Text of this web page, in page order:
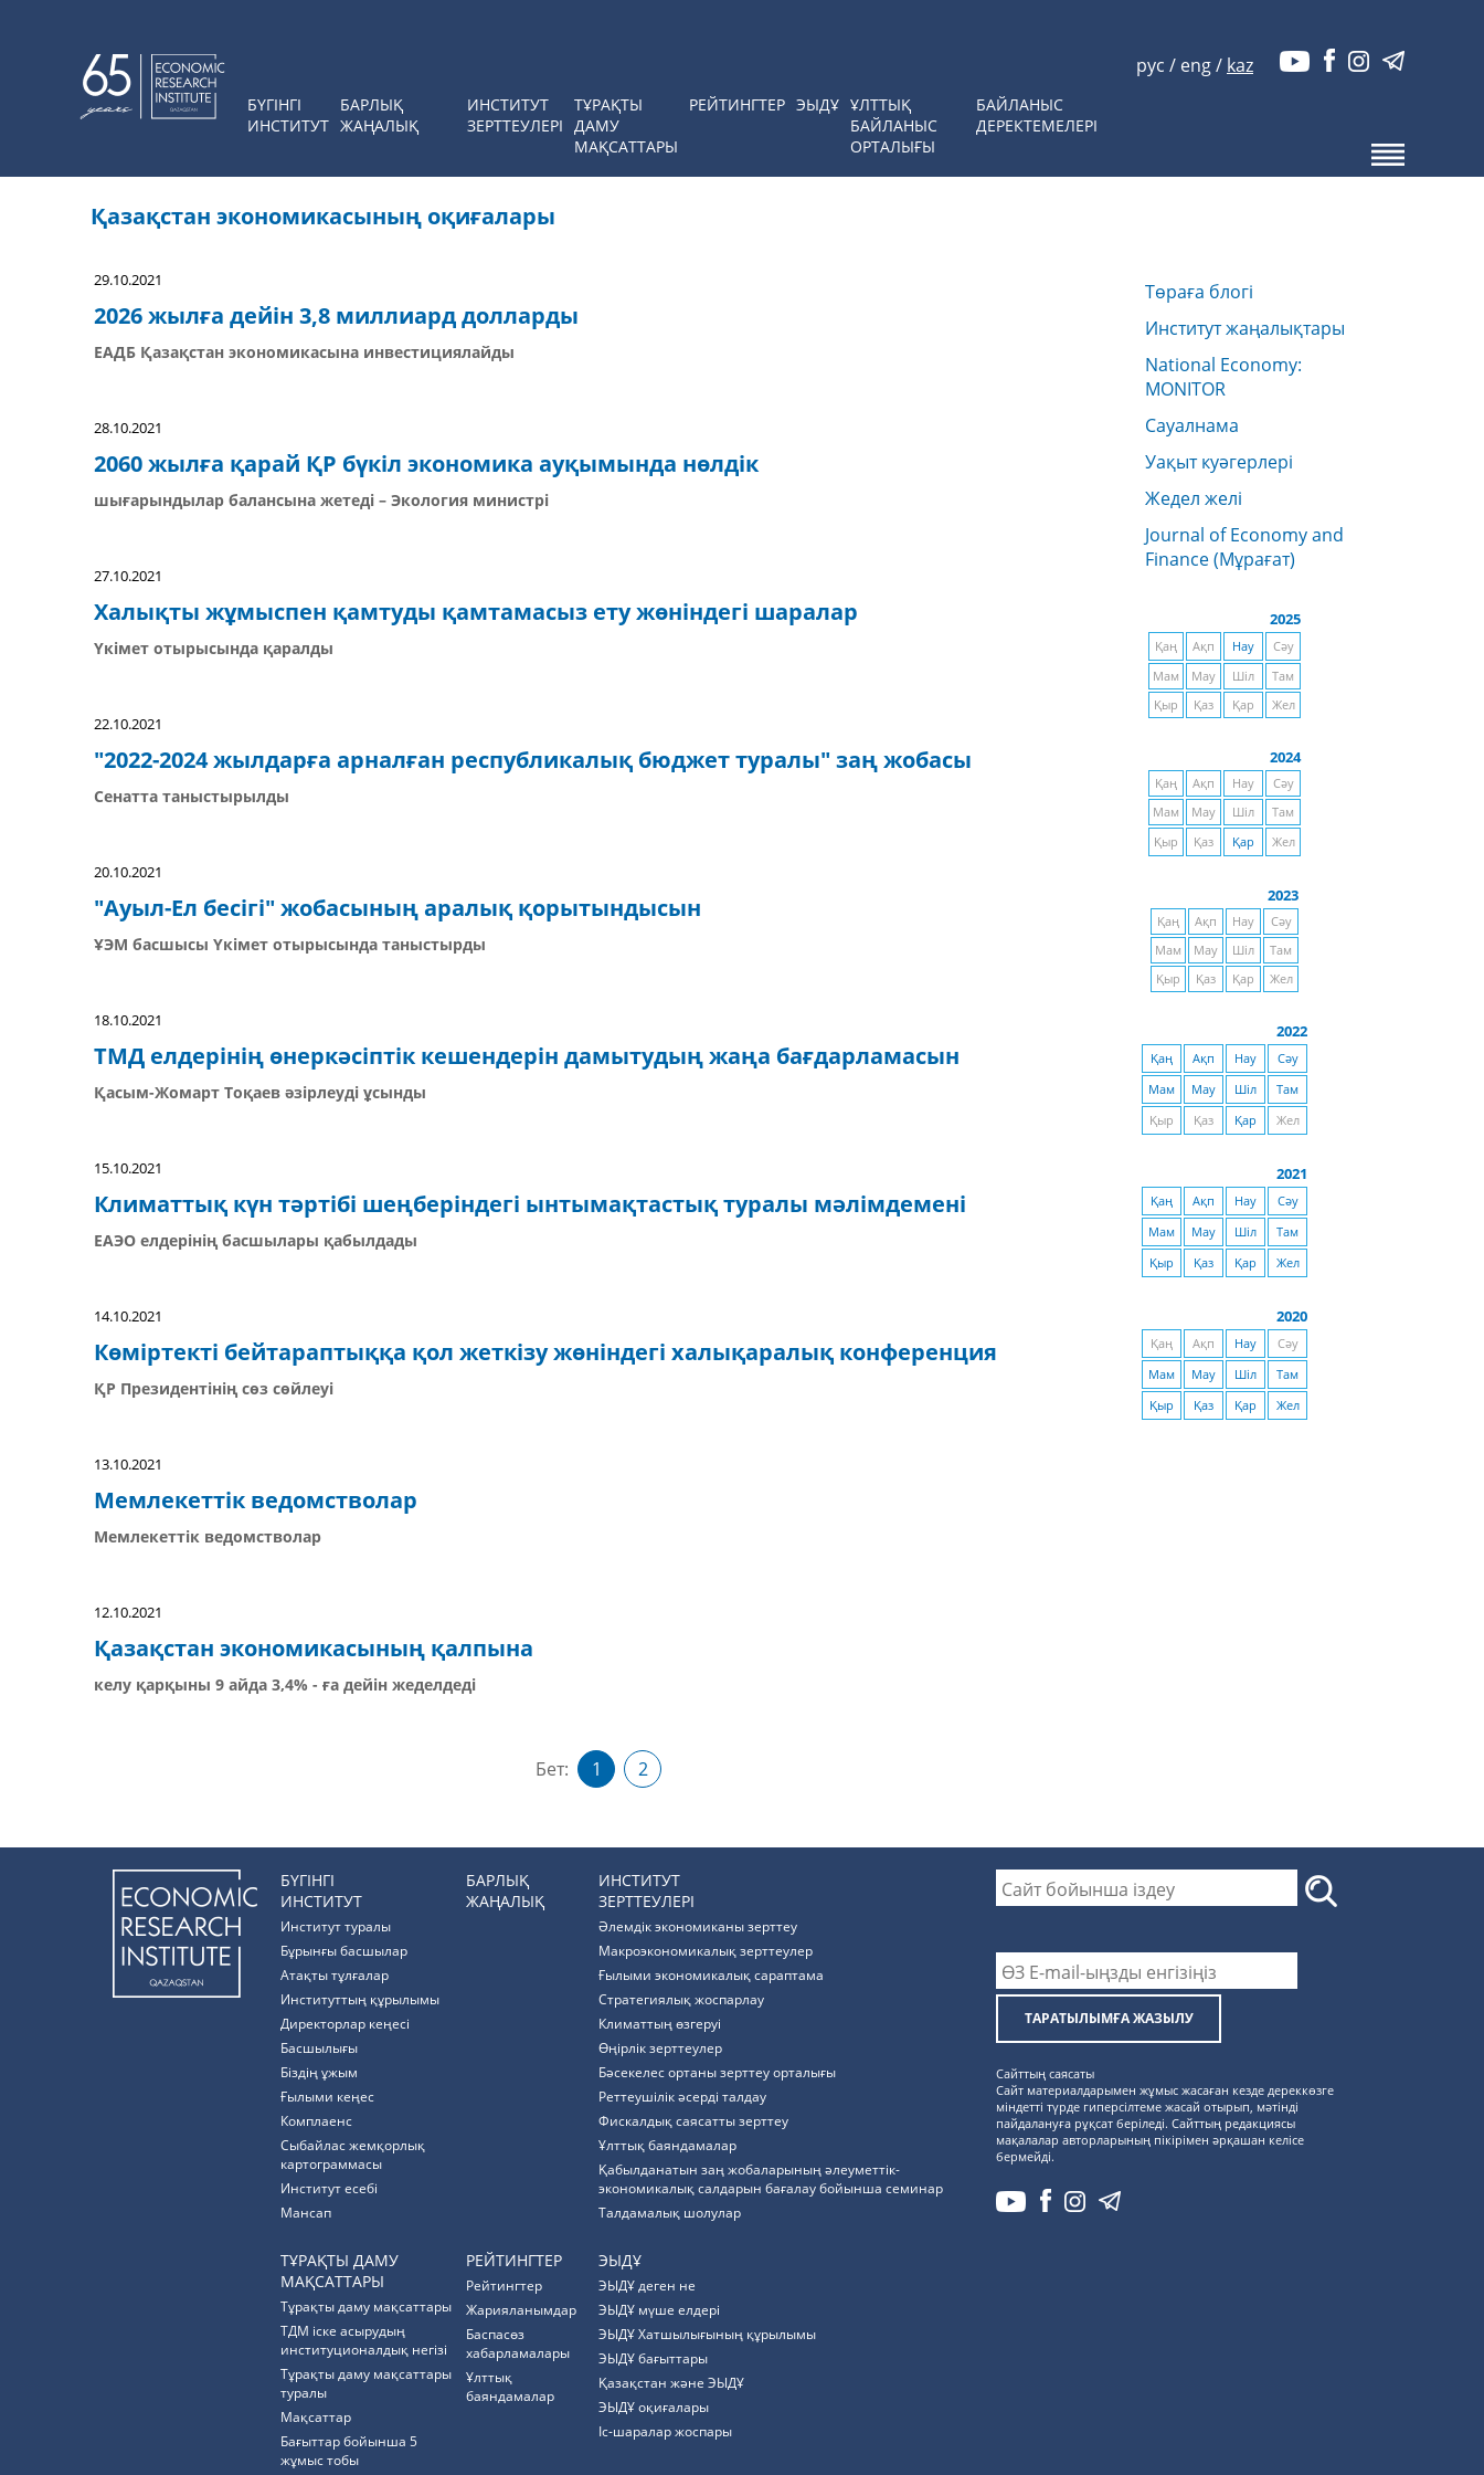
БҮГІНГІ
ИНСТИТУТ
БАРЛЫҚ
ЖАҢАЛЫҚ
ИНСТИТУТ
ЗЕРТТЕУЛЕРІ
ТҰРАҚТЫ
ДАМУ
МАҚСАТТАРЫ
РЕЙТИНГТЕР ЭЫДҰ ҰЛТТЫҚ
БАЙЛАНЫС
ОРТАЛЫҒЫ
БАЙЛАНЫС
ДЕРЕКТЕМЕЛЕРІ
рус / eng/ kaz
Қазақстан экономикасының оқиғалары
29.10.2021
2026 жылға дейін 3,8 миллиард долларды
ЕАДБ Қазақстан экономикасына инвестициялайды
28.10.2021
2060 жылға қарай ҚР бүкіл экономика ауқымында нөлдік
шығарындылар балансына жетеді – Экология министрі
27.10.2021
Халықты жұмыспен қамтуды қамтамасыз ету жөніндегі шаралар
Үкімет отырысында қаралды
22.10.2021
"2022-2024 жылдарға арналған республикалық бюджет туралы" заң жобасы
Сенатта таныстырылды
20.10.2021
"Ауыл-Ел бесігі" жобасының аралық қорытындысын
ҰЭМ басшысы Үкімет отырысында таныстырды
18.10.2021
ТМД елдерінің өнеркәсіптік кешендерін дамытудың жаңа бағдарламасын
Қасым-Жомарт Тоқаев әзірлеуді ұсынды
15.10.2021
Климаттық күн тәртібі шеңберіндегі ынтымақтастық туралы мәлімдемені
ЕАЭО елдерінің басшылары қабылдады
14.10.2021
Көміртекті бейтараптыққа қол жеткізу жөніндегі халықаралық конференция
ҚР Президентінің сөз сөйлеуі
13.10.2021
Мемлекеттік ведомстволар
Мемлекеттік ведомстволар
12.10.2021
Қазақстан экономикасының қалпына
келу қарқыны 9 айда 3,4% - ға дейін жеделдеді
Бет: 1 2
Төраға блогі
Институт жаңалықтары
National Economy:
MONITOR
Сауалнама
Уақыт куәгерлері
Жедел желі
Journal of Economy and
Finance (Мұрағат)
2025
Қаң Ақп Нау
Сәу
Мам
Мау Шіл
Там
Қыр
Қаз Қар Жел
2024
Қаң Ақп Нау
Сәу
Мам
Мау Шіл
Там
Қыр
Қаз Қар Жел
2023
Қаң Ақп Нау
Сәу
Мам
Мау Шіл
Там
Қыр
Қаз Қар Жел
2022
Қаң Ақп Нау
Сәу
Мам
Мау Шіл
Там
Қыр
Қаз Қар Жел
2021
Қаң Ақп Нау
Сәу
Мам
Мау Шіл
Там
Қыр
Қаз Қар Жел
2020
Қаң Ақп Нау
Сәу
Мам
Мау Шіл
Там
Қыр
Қаз Қар Жел
БҮГІНГІ
ИНСТИТУТ
Институт туралы
Бұрынғы басшылар
Атақты тұлғалар
Институттың құрылымы
Директорлар кеңесі
Басшылығы
Біздің ұжым
Ғылыми кеңес
Комплаенс
Cыбайлас жемқорлық
картограммасы
Институт есебі
Мансап
БАРЛЫҚ
ЖАҢАЛЫҚ
ИНСТИТУТ
ЗЕРТТЕУЛЕРІ
Әлемдік экономиканы зерттеу
Макроэкономикалық зерттеулер
Ғылыми экономикалық сараптама
Стратегиялық жоспарлау
Климаттың өзгеруі
Өңірлік зерттеулер
Бәсекелес ортаны зерттеу орталығы
Реттеушілік әсерді талдау
Фискалдық саясатты зерттеу
Ұлттық баяндамалар
Қабылданатын заң жобаларының әлеуметтік-
экономикалық салдарын бағалау бойынша семинар
Талдамалық шолулар
ТҰРАҚТЫ ДАМУ
МАҚСАТТАРЫ
Тұрақты даму мақсаттары
ТДМ іске асырудың
институционалдық негізі
Тұрақты даму мақсаттары
туралы
Мақсаттар
Бағыттар бойынша 5
жұмыс тобы
РЕЙТИНГТЕР
Рейтингтер
Жарияланымдар
Баспасөз
хабарламалары
Ұлттық
баяндамалар
ЭЫДҰ
ЭЫДҰ деген не
ЭЫДҰ мүше елдері
ЭЫДҰ Хатшылығының құрылымы
ЭЫДҰ бағыттары
Қазақстан және ЭЫДҰ
ЭЫДҰ оқиғалары
Іс-шаралар жоспары
ТАРАТЫЛЫМҒА ЖАЗЫЛУ
Сайттың саясаты
Сайт материалдарымен жұмыс жасаған кезде дереккөзге
міндетті түрде гиперсілтеме жасай отырып, мәтінді
пайдалануға рұқсат беріледі. Сайттың редакциясы
мақалалар авторларының пікірімен әрқашан келісе
бермейді.